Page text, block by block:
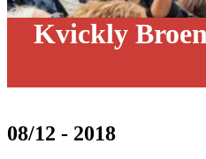
Kvickly
08/12 - 2018